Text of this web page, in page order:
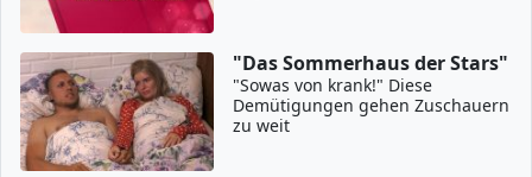
"Das Sommerhaus der Stars"
"Sowas von krank!" Diese
Demütigungen gehen Zuschauern
zu weit